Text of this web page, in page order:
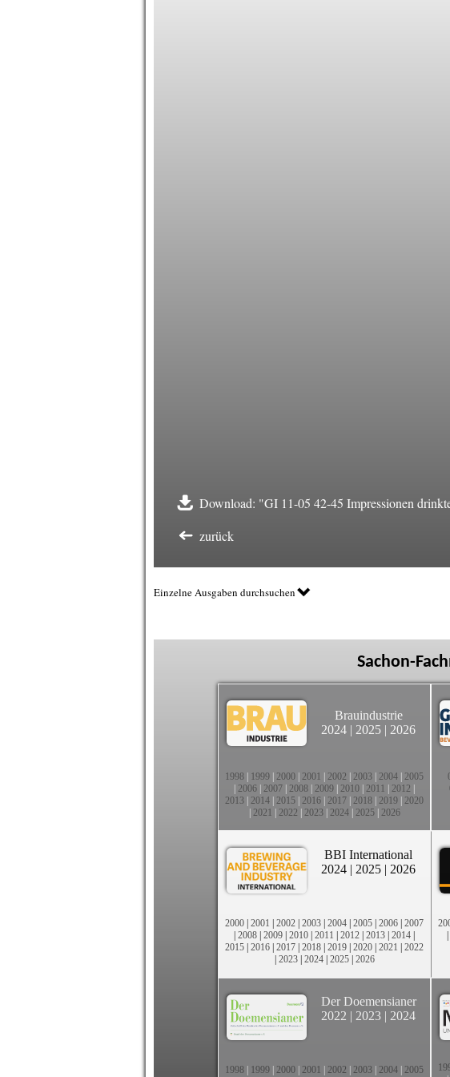
Download: "GI 11-05 42-45 Impressionen
zurück
Einzelne Ausgaben durchsuchen
Sachon-
Brauindustrie
2024 | 2025 | 2026
1998 1999 2000 2001 2002 2003 2004 2005
2006 2007 2008 2009 2010 2011 2012
2013 2014 2015 2016 2017 2018 2019 2020
2021 2022 2023| 2024| 2025| 2026
BBI International
2024 | 2025 | 2026
2000 | 2001 | 2002 | 2003 | 2004 | 2005 | 2006 | 2007
| 2008 | 2009 | 2010 | 2011 | 2012 | 2013 | 2014 |
2015 | 2016 | 2017 | 2018 | 2019 | 2020 | 2021 | 2022
| 2023| 2024| 2025| 2026
|
Der Doemensianer
2022 | 2023 | 2024
1998 1999 2000 2001 2002 2003 2004 2005